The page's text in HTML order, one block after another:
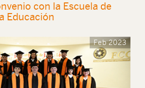
con la Escuela de
Educación
Feb 2023